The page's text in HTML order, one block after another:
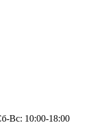
Вс: 10:00-18:00